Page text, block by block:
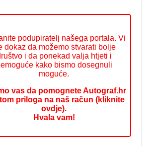
podupiratelj našega portala. Vi
dokaz da možemo stvarati bolje
i da ponekad valja htjeti i
kako bismo dosegnuli
moguće.
vas da pomognete Autograf.hr
priloga na naš račun (kliknite
ovdje).
Hvala vam!